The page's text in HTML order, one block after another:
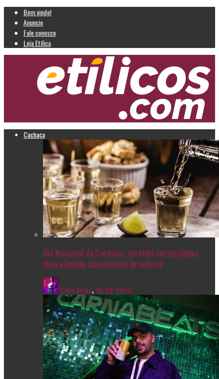
Bem vindo!
Anuncie
Fale conosco
Loja Etílica
Cachaça
Dia Nacional da Cachaça, aprenda curiosidades
dessa bebida tipicamente brasileira
Livia Alves,13/09/2023